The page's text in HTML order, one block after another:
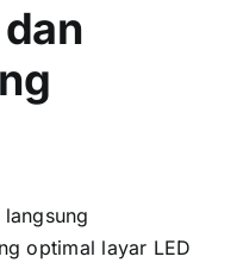
optimal layar LED